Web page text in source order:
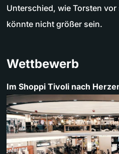
Unterschied, wie Torsten
könnte nicht größer sein.
Wettbewerb
Im Shoppi Tivoli nach